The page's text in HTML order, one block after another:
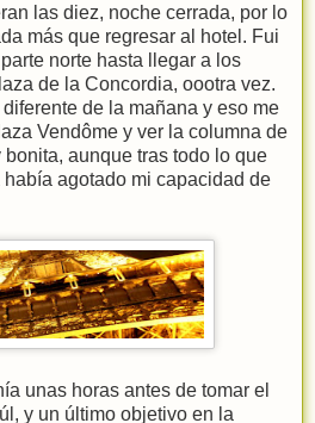
las diez, noche cerrada, por lo
más que regresar al hotel. Fui
norte hasta llegar a los
de la Concordia, oootra vez.
de la mañana y eso me
Vendôme y ver la columna de
aunque tras todo lo que
agotado mi capacidad de
unas horas antes de tomar el
y un último objetivo en la